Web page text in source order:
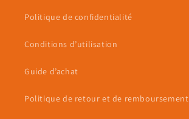
Politique de confidentialité
Conditions d’utilisation
Guide d’achat
Politique de retour et de remboursement